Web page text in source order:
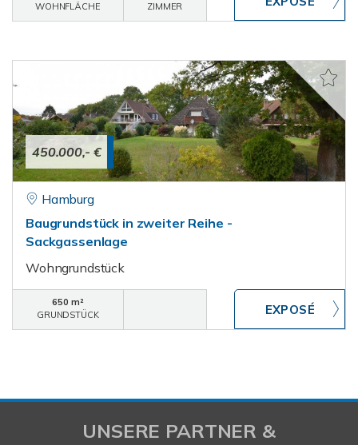
WOHNFLÄCHE
ZIMMER
450.000,- €
Hamburg
Baugrundstück in zweiter Reihe -
Sackgassenlage
Wohngrundstück
650 m²
GRUNDSTÜCK
UNSERE PARTNER &